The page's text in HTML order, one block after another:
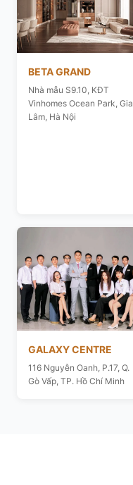
BETA GRAND
Nhà mẫu S9.10, KĐT
Vinhomes Ocean Park, Gia
Lâm, Hà Nội
GALAXY CENTRE
116 Nguyễn Oanh, P.17, Q.
Gò Vấp, TP. Hồ Chí Minh